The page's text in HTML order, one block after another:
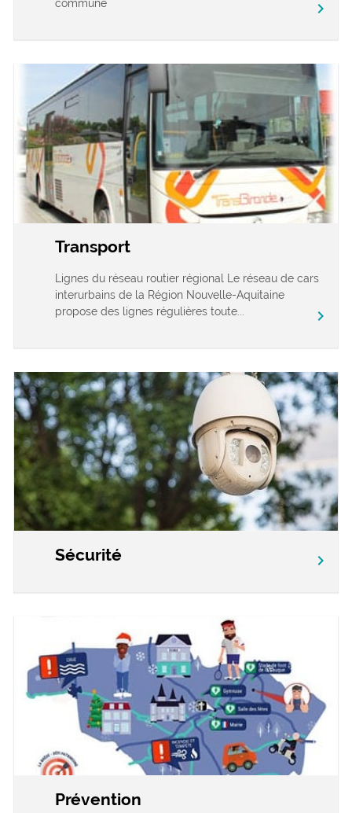
commune chevron_right
Transport
Lignes du réseau routier régional Le réseau de cars
interurbains de la Région Nouvelle-Aquitaine
propose des lignes régulières toute...
chevron_right
Sécurité chevron_right
Prévention